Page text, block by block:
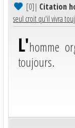
[0]| Citation
seul croit qu'il vivra
L'homme
toujours.